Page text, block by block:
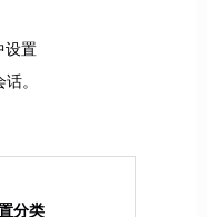
设置
。
分类